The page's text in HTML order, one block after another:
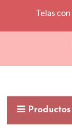
Telas
Productos